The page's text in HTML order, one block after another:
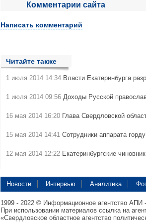
Комментарии сайта
Написать комментарий
Читайте также
1 июля 2014 14:34 Власти Екатеринбурга
1 июля 2014 09:56 Доходы Русской
16 мая 2014 16:20 Глава Свердловской
15 мая 2014 14:41 Сотрудники аппарата
12 мая 2014 12:22 Екатеринбургские
Новости Интервью Аналитика
1999 - 2022 © Информационное агентство АПИ -
При использовании материалов ссылка на
«Свердловское областное агентство